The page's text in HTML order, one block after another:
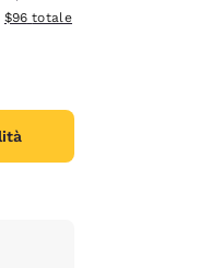
Visualizza i dettagli totali
$96 totale